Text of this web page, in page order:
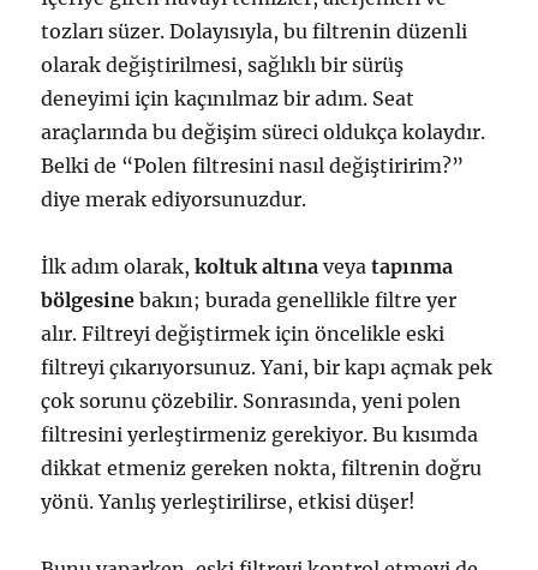
tozları süzer. Dolayısıyla, bu filtrenin düzenli
olarak değiştirilmesi, sağlıklı bir sürüş
deneyimi için kaçınılmaz bir adım. Seat
araçlarında bu değişim süreci oldukça kolaydır.
Belki de “Polen filtresini nasıl değiştiririm?”
diye merak ediyorsunuzdur.
İlk adım olarak,koltuk altına veyatapınma
bölgesine bakın; burada genellikle filtre yer
alır. Filtreyi değiştirmek için öncelikle eski
filtreyi çıkarıyorsunuz. Yani, bir kapı açmak pek
çok sorunu çözebilir. Sonrasında, yeni polen
filtresini yerleştirmeniz gerekiyor. Bu kısımda
dikkat etmeniz gereken nokta, filtrenin doğru
yönü. Yanlış yerleştirilirse, etkisi düşer!